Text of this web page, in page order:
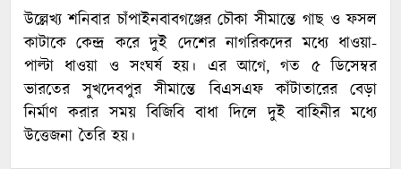
উল্লেখ্য শনিবার চাঁপাইনবাবগঞ্জের চৌকা সীমান্তে গাছ ও ফসল
কাটাকে কেন্দ্র করে দুই দেশের নাগরিকদের মধ্যে ধাওয়া-
পাল্টা ধাওয়া ও সংঘর্ষ হয়। এর আগে, গত ৫ ডিসেম্বর
ভারতের সুখদেবপুর সীমান্তে বিএসএফ কাঁটাতারের বেড়া
নির্মাণ করার সময় বিজিবি বাধা দিলে দুই বাহিনীর মধ্যে
উত্তেজনা তৈরি হয়।